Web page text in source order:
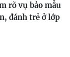
rõ vụ bảo mẫu
đánh trẻ ở lớp